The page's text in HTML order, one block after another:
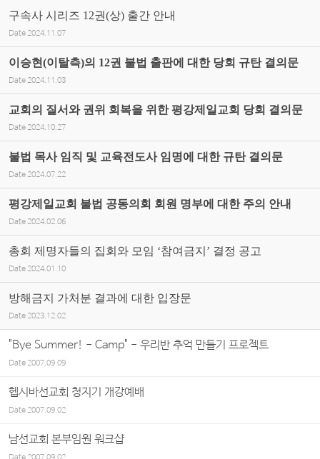
구속사 시리즈 12권(상) 출간 안내
Date 2024.11.07
이승현(이탈측)의 12권 불법 출판에 대한 당회 규탄 결의문
Date 2024.11.03
교회의 질서와 권위 회복을 위한 평강제일교회 당회 결의문
Date 2024.10.27
불법 목사 임직 및 교육전도사 임명에 대한 규탄 결의문
Date 2024.07.22
평강제일교회 불법 공동의회 회원 명부에 대한 주의 안내
Date 2024.02.06
총회 제명자들의 집회와 모임 ‘참여금지’ 결정 공고
Date 2024.01.10
방해금지 가처분 결과에 대한 입장문
Date 2023.12.02
"Bye Summer! - Camp" - 우리반 추억 만들기 프로젝트
Date2007.09.09
헵시바선교회 청지기 개강예배
Date2007.09.02
남선교회 본부임원 워크샵